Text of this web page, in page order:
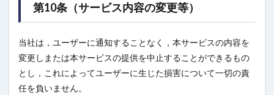
第10条（サービス内容の変更等）
当社は，ユーザーに通知することなく，本サービスの内容を
変更しまたは本サービスの提供を中止することができるもの
とし，これによってユーザーに生じた損害について一切の責
任を負いません。